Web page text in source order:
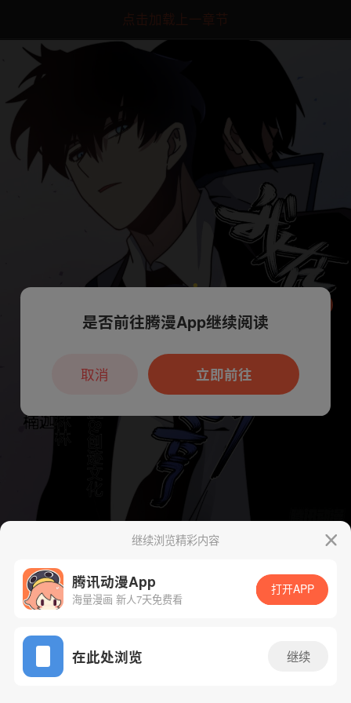
点击加载上一章节
App免费看
下一话 腾漫App免费看
继续浏览精彩内容
腾讯动漫App
海量漫画 新人7天免费看
打开APP
在此处浏览 继续
本章节仅支持App阅读，可打开App新用
户7天免费看
是否前往腾漫App继续阅读
立即前往
取消